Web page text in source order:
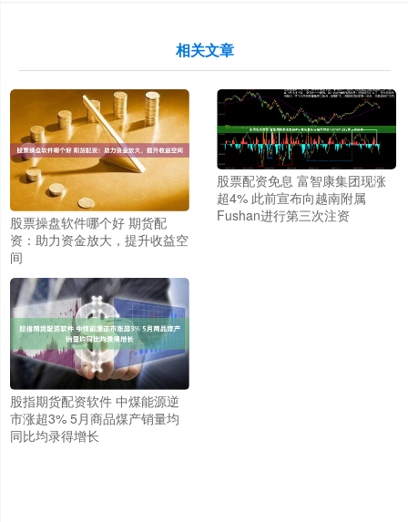
相关文章
股票操盘软件哪个好 期货配
资：助力资金放大，提升收益空
间
股票配资免息 富智康集团现涨
超4% 此前宣布向越南附属
Fushan进行第三次注资
股指期货配资软件 中煤能源逆
市涨超3% 5月商品煤产销量均
同比均录得增长